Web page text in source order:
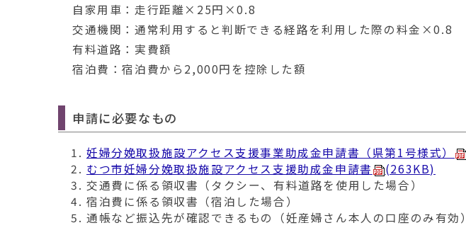
自家用車：走行距離×25円×0.8
交通機関：通常利用すると判断できる経路を利用した際の料金×0.8
有料道路：実費額
宿泊費：宿泊費から2,000円を控除した額
申請に必要なもの
妊婦分娩取扱施設アクセス支援事業助成金申請書（県第1号様式）
むつ市妊婦分娩取扱施設アクセス支援助成金申請書
(263KB)
交通費に係る領収書（タクシー、有料道路を使用した場合）
宿泊費に係る領収書（宿泊した場合）
通帳など振込先が確認できるもの（妊産婦さん本人の口座のみ有効）